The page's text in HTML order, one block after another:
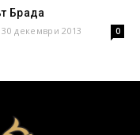
Брада
30 декември 2013 0